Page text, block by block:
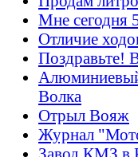
Мне сегодня
Отличие
Поздравьте!
Волка
Отрыл Вояж
Журнал
Завод КМЗ в